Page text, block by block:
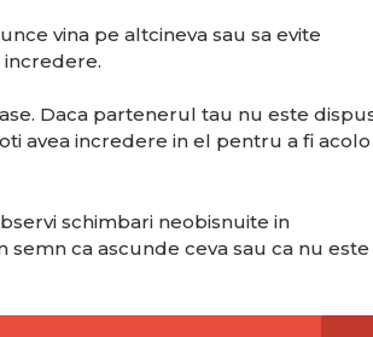
vina pe altcineva sau sa evite
Daca partenerul tau nu este
avea incredere in el pentru a fi acolo
schimbari neobisnuite in
ca ascunde ceva sau ca nu este